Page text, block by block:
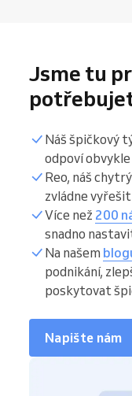
Jsme tu
Náš špičkový
odpoví
Reo, náš
zvládne
Více než 200
snadno
Na našem
podnikání,
poskytovat
Napište nám